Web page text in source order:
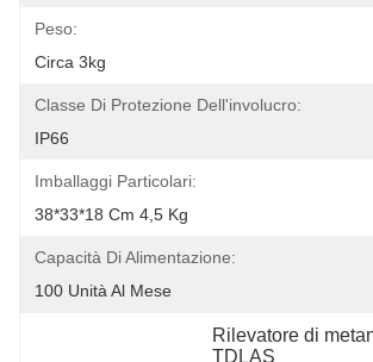
Peso:
Circa 3kg
Classe Di Protezione Dell'involucro:
IP66
Imballaggi Particolari:
38*33*18 Cm 4,5 Kg
Capacità Di Alimentazione:
100 Unità Al Mese
Rilevatore di
TDLAS